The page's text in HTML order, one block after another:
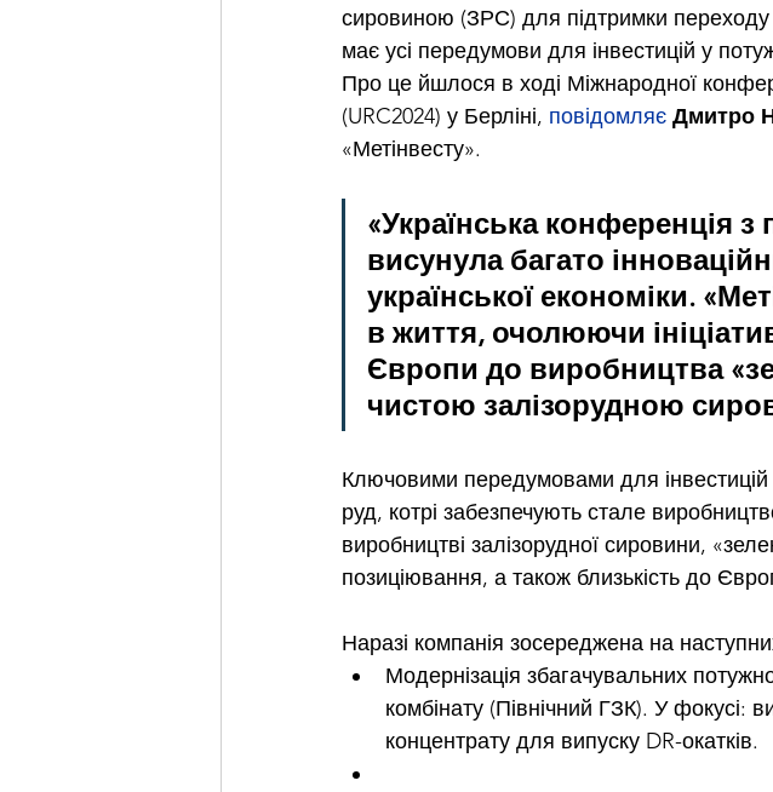
сировиною (ЗРС) для підтримки переходу
має усі передумови для інвестицій у
Про це йшлося в ході Міжнародної
(URC2024) у Берліні, повідомляє Дмитро
«Метінвесту».
«Українська конференція
висунула багато
української економіки.
в життя, очолюючи
Європи до виробництва
чистою залізорудною
Ключовими передумовами для інвестицій
руд, котрі забезпечують стале
виробництві залізорудної сировини,
позиціювання, а також близькість до
Наразі компанія зосереджена на
Модернізація збагачувальних
комбінату (Північний ГЗК). У фокусі:
концентрату для випуску DR-окатків.